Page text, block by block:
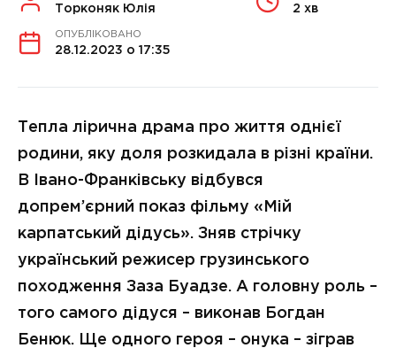
Торконяк Юлія 2 хв
ОПУБЛІКОВАНО
28.12.2023 о 17:35
Тепла лірична драма про життя однієї
родини, яку доля розкидала в різні країни.
В Івано-Франківську відбувся
допрем’єрний показ фільму «Мій
карпатський дідусь». Зняв стрічку
український режисер грузинського
походження Заза Буадзе. А головну роль –
того самого дідуся – виконав Богдан
Бенюк. Ще одного героя – онука – зіграв